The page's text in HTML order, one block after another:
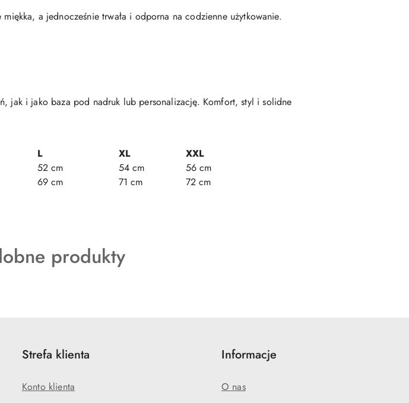
a jednocześnie trwała i odporna na codzienne użytkowanie.
jak i jako baza pod nadruk lub personalizację. Komfort, styl i solidne
L XL
XXL
52 cm 54 cm
56 cm
69 cm 71 cm 72 cm
produkty
Strefa klienta
Konto klienta
Informacje
O nas